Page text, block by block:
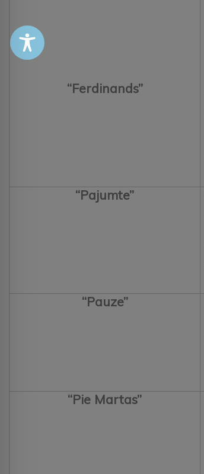
“Ferdinands”
“Pajumte”
“Pauze”
“Pie Martas”